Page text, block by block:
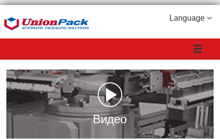
Language
Видео